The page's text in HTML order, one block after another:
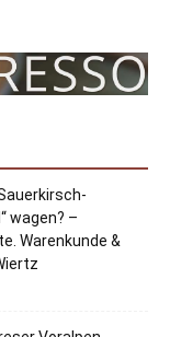
wagen? –
Warenkunde &